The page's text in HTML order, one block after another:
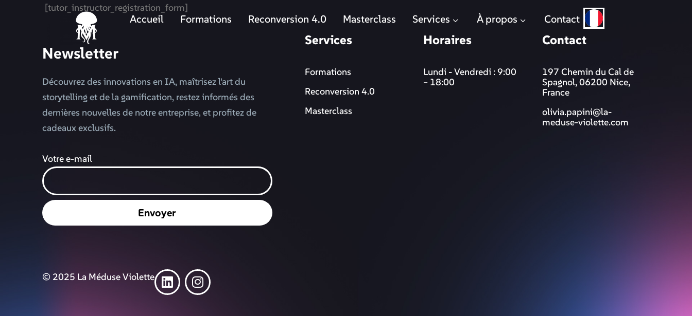
Accueil Formations Reconversion 4.0 Masterclass Services À propos Contact
[tutor_instructor_registration_form]
Newsletter
Découvrez des innovations en IA, maîtrisez l'art du
storytelling et de la gamification, restez informés des
dernières nouvelles de notre entreprise, et profitez de
cadeaux exclusifs.
Votre e-mail
Envoyer
Services
Formations
Reconversion 4.0
Masterclass
Horaires
Lundi - Vendredi : 9:00
– 18:00
Contact
197 Chemin du Cal de
Spagnol, 06200 Nice,
France
olivia.papini@la-
meduse-violette.com
© 2025 La Méduse Violette